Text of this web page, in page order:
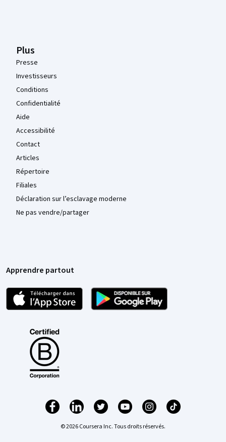
Plus
Presse
Investisseurs
Conditions
Confidentialité
Aide
Accessibilité
Contact
Articles
Répertoire
Filiales
Déclaration sur l’esclavage moderne
Ne pas vendre/partager
Apprendre partout
© 2026 Coursera Inc. Tous droits réservés.